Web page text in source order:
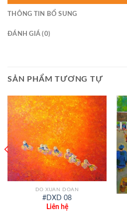
THÔNG TIN BỔ SUNG
ĐÁNH GIÁ (0)
SẢN PHẨM TƯƠNG TỰ
DO XUAN DOAN
#DXD 08
Liên hệ